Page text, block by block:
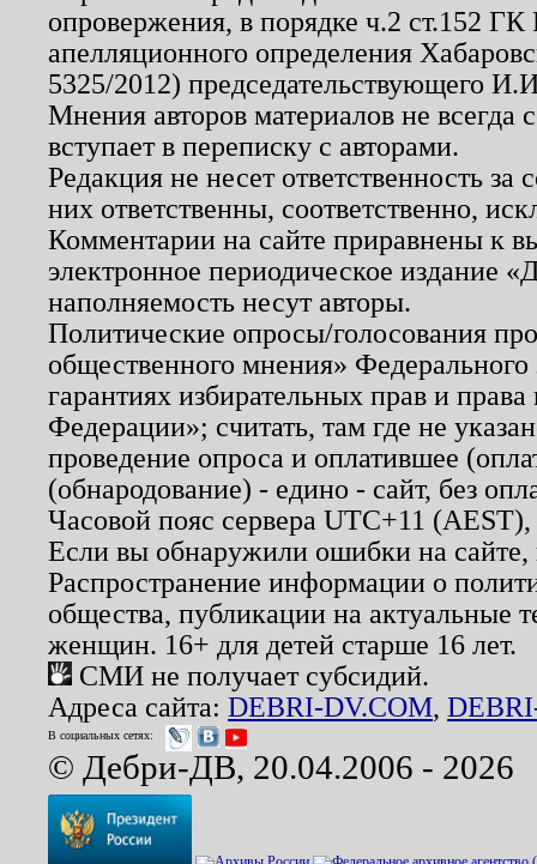
опровержения, в порядке ч.2 ст.152
апелляционного определения
5325/2012) председательствующего
Мнения авторов материалов не
вступает в переписку с авторами.
Редакция не несет ответственность
них ответственны, соответственно,
Комментарии на сайте приравнены к
электронное периодическое издание
наполняемость несут авторы.
Политические опросы/голосования
общественного мнения»
гарантиях избирательных прав и
Федерации»; считать, там где не
проведение опроса и оплатившее
(обнародование) - едино - сайт, без
Часовой пояс сервера UTC+11
Если вы обнаружили ошибки на
Распространение информации о
общества, публикации на актуальные
женщин. 16+ для детей старше 16 лет.
СМИ не получает субсидий.
Адреса сайта: DEBRI-DV.COM,
В социальных сетях:
© Дебри-ДВ, 20.04.2006 - 2026